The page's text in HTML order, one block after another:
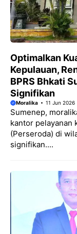
Optimalkan
Kepulauan,
BPRS Bhkati
Signifikan
Moralika 11 Jun 2026
Sumenep,
kantor pelayanan
(Perseroda) di
signifikan....